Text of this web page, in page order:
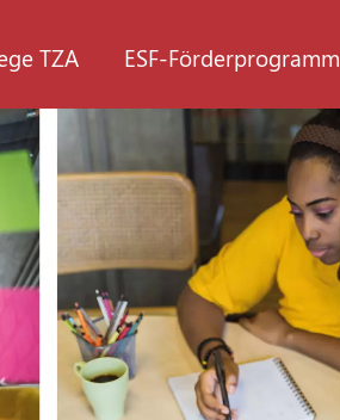
TZA ESF-Förderprogramm